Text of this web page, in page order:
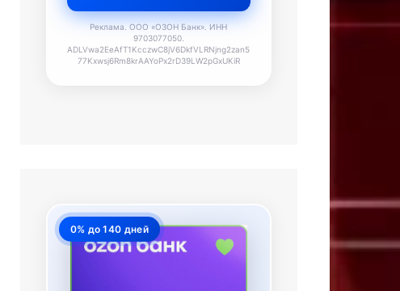
Реклама. ООО «ОЗОН Банк». ИНН
9703077050.
ADLVwa2EeAfT1KcczwC8jV6DkfVLRNjng2zan5
77Kxwsj6Rm8krAAYoPx2rD39LW2pGxUKiR
0% до 140 дней